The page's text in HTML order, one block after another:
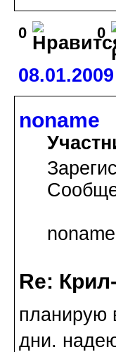
0 0
noname
noname
Re:
планирую
дни.